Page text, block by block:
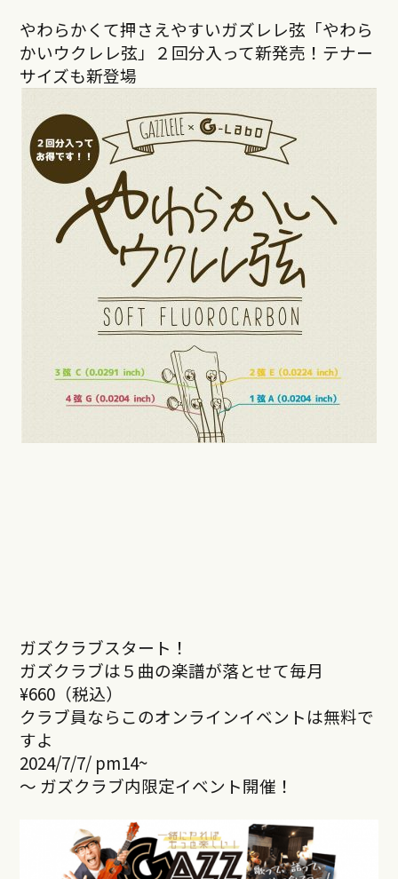
やわらかくて押さえやすいガズレレ弦「やわら
かいウクレレ弦」２回分入って新発売！テナー
サイズも新登場
ガズクラブスタート！
ガズクラブは５曲の楽譜が落とせて毎月
¥660（税込）
クラブ員ならこのオンラインイベントは無料で
すよ
2024/7/7/ pm14~
～ ガズクラブ内限定イベント開催！